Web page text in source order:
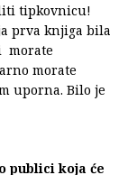
tipkovnicu!
prva knjiga bila
morate
morate
uporna. Bilo je
publici koja će